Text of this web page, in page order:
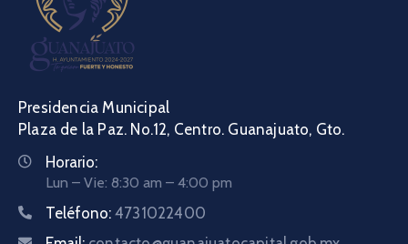
Presidencia Municipal
Plaza de la Paz. No.12, Centro. Guanajuato, Gto.
Horario:
Lun – Vie: 8:30 am – 4:00 pm
Teléfono: 4731022400